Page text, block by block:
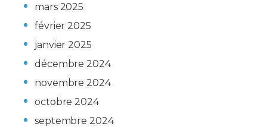
mars 2025
février 2025
janvier 2025
décembre 2024
novembre 2024
octobre 2024
septembre 2024